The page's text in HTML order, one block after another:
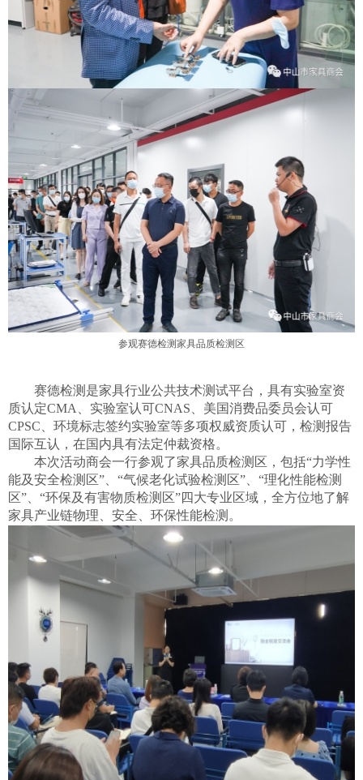
参观赛德检测家具品质检测区
赛德检测是家具行业公共技术测试平台，具有实验室资
质认定CMA、实验室认可CNAS、美国消费品委员会认可
CPSC、环境标志签约实验室等多项权威资质认可，检测报告
国际互认，在国内具有法定仲裁资格。
本次活动商会一行参观了家具品质检测区，包括“力学性
能及安全检测区”、“气候老化试验检测区”、“理化性能检测
区”、“环保及有害物质检测区”四大专业区域，全方位地了解
家具产业链物理、安全、环保性能检测。